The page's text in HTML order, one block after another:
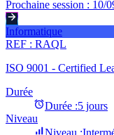
Prochaine session : 10/
Informatique
REF : RAQL
ISO 9001 - Certified
Durée
Durée :5 jours
Niveau
Niveau :